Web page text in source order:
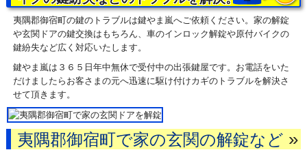
夷隅郡御宿町の鍵のトラブルは鍵やま嵐へご依頼ください。家の解錠
や玄関ドアの鍵交換はもちろん、車のインロック解錠や原付バイクの
鍵紛失など広く対応いたします。
鍵やま嵐は３６５日年中無休で受付中の出張鍵屋です。お電話をいた
だけましたらお客さまの元へ迅速に駆け付けカギのトラブルを解決さ
せて頂きます。
夷隅郡御宿町で家の玄関の解錠など »